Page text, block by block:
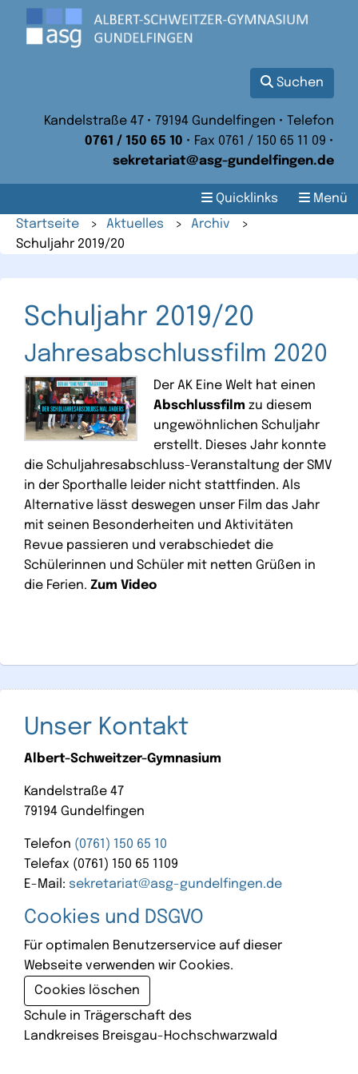
Suchen
Kandelstraße 47 • 79194 Gundelfingen • Telefon
0761 / 150 65 10 • Fax 0761 / 150 65 11 09 •
sekretariat@asg-gundelfingen.de
Menü
Quicklinks
Startseite
> Aktuelles > Archiv
>
Schuljahr 2019/20
Schuljahr 2019/20
Jahresabschlussfilm 2020
Der AK Eine Welt hat einen
Abschlussfilm zu diesem
ungewöhnlichen Schuljahr
erstellt. Dieses Jahr konnte
die Schuljahresabschluss-Veranstaltung der SMV
in der Sporthalle leider nicht stattfinden. Als
Alternative lässt deswegen unser Film das Jahr
mit seinen Besonderheiten und Aktivitäten
Revue passieren und verabschiedet die
Schülerinnen und Schüler mit netten Grüßen in
die Ferien. Zum Video
Unser Kontakt
Albert-Schweitzer-Gymnasium
Kandelstraße 47
79194 Gundelfingen
Telefon (0761) 150 65 10
Telefax (0761) 150 65 1109
E-Mail: sekretariat@asg-gundelfingen.de
Cookies und DSGVO
Für optimalen Benutzerservice auf dieser
Webseite verwenden wir Cookies.
Cookies löschen
Schule in Trägerschaft des
Landkreises Breisgau-Hochschwarzwald